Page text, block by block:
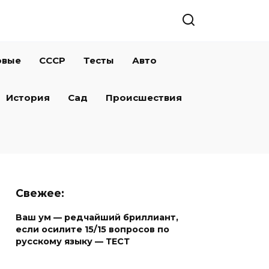
СССР Тесты Авто
История Сад Происшествия
Свежее:
Ваш ум — редчайший бриллиант,
если осилите 15/15 вопросов по
русскому языку — ТЕСТ